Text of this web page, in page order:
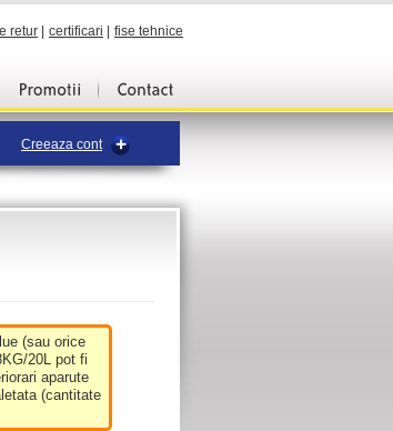
retur certificari fise tehnice
Creeaza cont
(sau orice
20L pot fi
aparute
(cantitate